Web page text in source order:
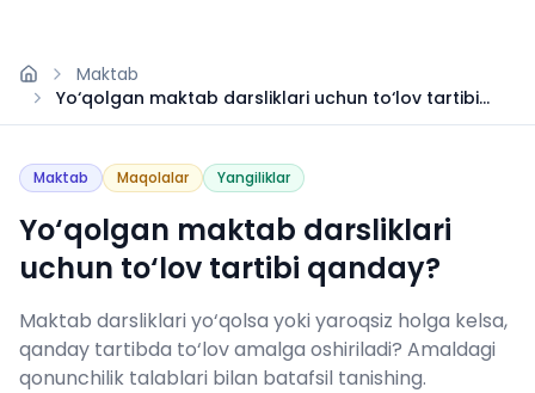
Maktab
Yo‘qolgan maktab darsliklari uchun to‘lov tartibi
qanday?
Maktab Maqolalar Yangiliklar
Yo‘qolgan maktab darsliklari
uchun to‘lov tartibi qanday?
Maktab darsliklari yo‘qolsa yoki yaroqsiz holga kelsa,
qanday tartibda to‘lov amalga oshiriladi? Amaldagi
qonunchilik talablari bilan batafsil tanishing.